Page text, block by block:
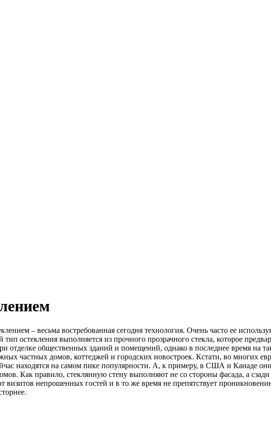
– весьма востребованная сегодня технология. Очень часто ее
остекления выполняется из прочного прозрачного стекла, которое
отделке общественных зданий и помещений, однако в последнее время на
частных домов, коттеджей и городских новостроек. Кстати, во многих
находятся на самом пике популярности. А, к примеру, в США и Канаде
Как правило, стеклянную стену выполняют не со стороны фасада, а
непрошенных гостей и в то же время не препятствует